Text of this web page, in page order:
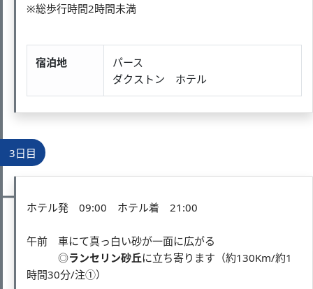
※総歩行時間2時間未満
宿泊地
パース
ダクストン ホテル
3日目
ホテル発 09:00 ホテル着 21:00
午前 車にて真っ白い砂が一面に広がる
◎ランセリン砂丘に立ち寄ります（約130Km/約1
時間30分/注①）